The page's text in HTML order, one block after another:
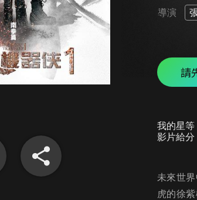
導演
請
我的星等
影片給分
未來世
虎的徐